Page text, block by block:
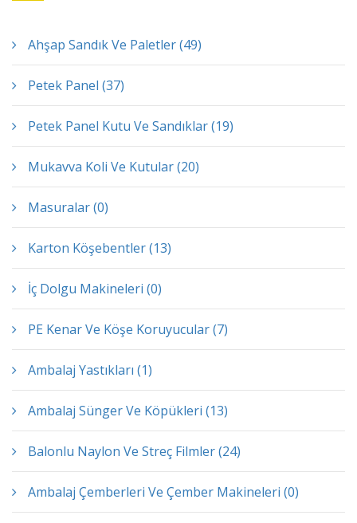
Ahşap Sandık Ve Paletler (49)
Petek Panel (37)
Petek Panel Kutu Ve Sandıklar (19)
Mukavva Koli Ve Kutular (20)
Masuralar (0)
Karton Köşebentler (13)
İç Dolgu Makineleri (0)
PE Kenar Ve Köşe Koruyucular (7)
Ambalaj Yastıkları (1)
Ambalaj Sünger Ve Köpükleri (13)
Balonlu Naylon Ve Streç Filmler (24)
Ambalaj Çemberleri Ve Çember Makineleri (0)